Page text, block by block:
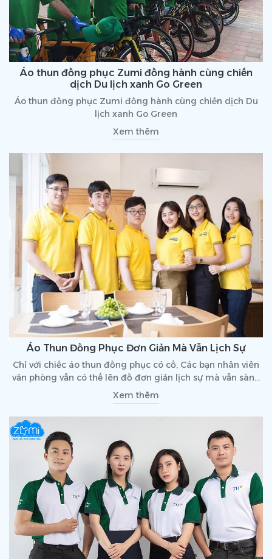
Áo thun đồng phục Zumi đồng hành cùng chiến
dịch Du lịch xanh Go Green
Áo thun đồng phục Zumi đồng hành cùng chiến dịch Du
lịch xanh Go Green
Xem thêm
Áo Thun Đồng Phục Đơn Giản Mà Vẫn Lịch Sự
Chỉ với chiếc áo thun đồng phục có cổ, Các bạn nhân viên
văn phòng vẫn có thể lên đồ đơn giản lịch sự mà vẫn sành
điệu tuyệt đối
Xem thêm